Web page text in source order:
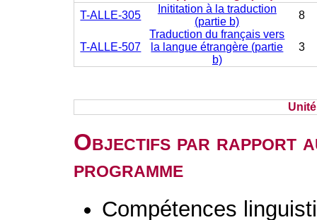
T-ALLE-305
Inititation à la traduction
(partie b)
8
T-ALLE-507
Traduction du français vers
la langue étrangère (partie
b)
3
Objectifs par rapport
programme
Compétences